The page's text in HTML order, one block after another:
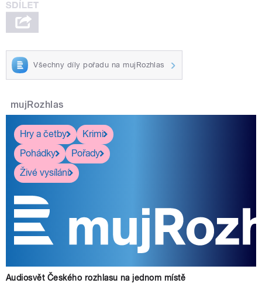
Všechny díly pořadu na mujRozhlas
mujRozhlas
Hry a četby
Krimi
Pohádky
Pořady
Živé vysílání
Audiosvět Českého rozhlasu na jednom místě